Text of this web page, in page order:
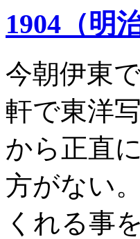
1904（明
今朝伊東
軒で東洋
から正直
方がない
くれる事